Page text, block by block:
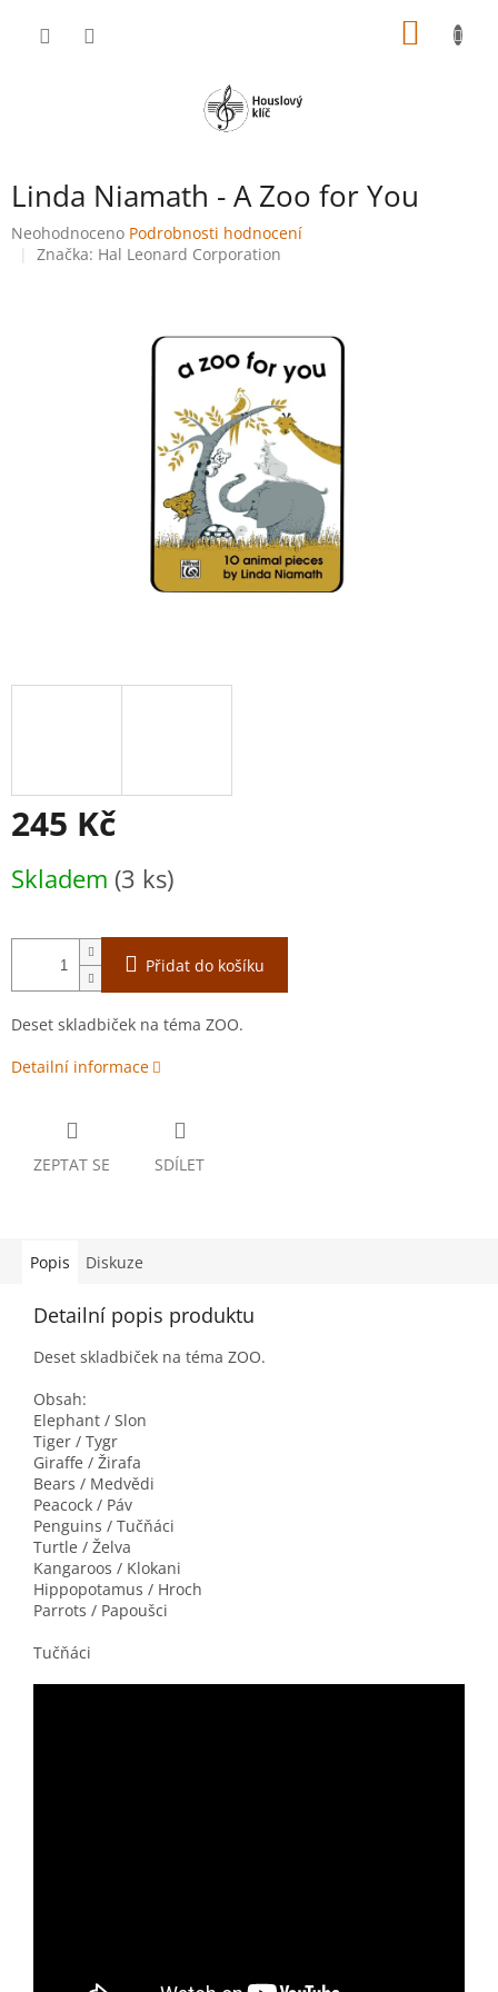
Linda Niamath - A Zoo for You
Průměrné
hodnocení
Neohodnoceno Podrobnosti hodnocení
Značka: Hal Leonard Corporation
245 Kč
cena:
Skladem (3 ks)
Přidat do košíku
Deset skladbiček na téma ZOO.
Detailní informace
ZEPTAT SE SDÍLET
Popis Diskuze
Detailní popis produktu
Deset skladbiček na téma ZOO.
Obsah:
Elephant / Slon
Tiger / Tygr
Giraffe / Žirafa
Bears / Medvědi
Peacock / Páv
Penguins / Tučňáci
Turtle / Želva
Kangaroos / Klokani
Hippopotamus / Hroch
Parrots / Papoušci
Tučňáci